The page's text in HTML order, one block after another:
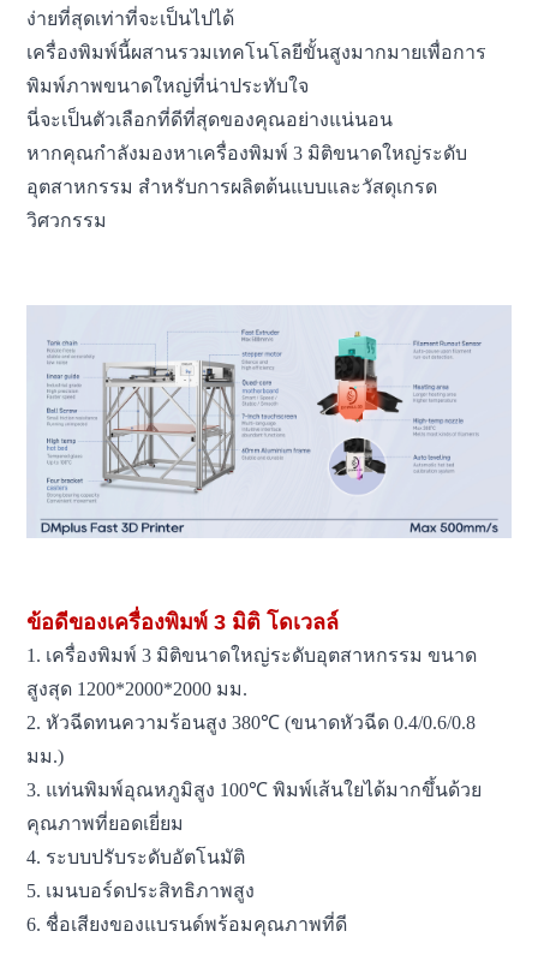
ง่ายที่สุดเท่าที่จะเป็นไปได้
เครื่องพิมพ์นี้ผสานรวมเทคโนโลยีขั้นสูงมากมายเพื่อการ
พิมพ์ภาพขนาดใหญ่ที่น่าประทับใจ
นี่จะเป็นตัวเลือกที่ดีที่สุดของคุณอย่างแน่นอน
หากคุณกำลังมองหาเครื่องพิมพ์ 3 มิติขนาดใหญ่ระดับ
อุตสาหกรรม สำหรับการผลิตต้นแบบและวัสดุเกรด
วิศวกรรม
ข้อดีของเครื่องพิมพ์ 3 มิติ โดเวลล์
1. เครื่องพิมพ์ 3 มิติขนาดใหญ่ระดับอุตสาหกรรม ขนาด
สูงสุด 1200*2000*2000 มม.
2. หัวฉีดทนความร้อนสูง 380℃ (ขนาดหัวฉีด 0.4/0.6/0.8
มม.)
3. แท่นพิมพ์อุณหภูมิสูง 100℃ พิมพ์เส้นใยได้มากขึ้นด้วย
คุณภาพที่ยอดเยี่ยม
4. ระบบปรับระดับอัตโนมัติ
5. เมนบอร์ดประสิทธิภาพสูง
6. ชื่อเสียงของแบรนด์พร้อมคุณภาพที่ดี